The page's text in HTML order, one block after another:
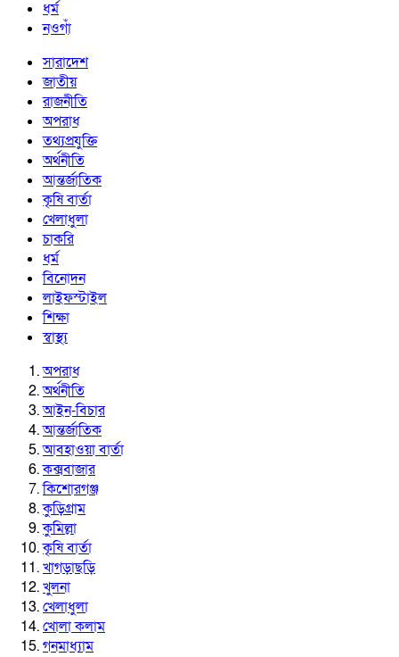
ধর্ম
নওগাঁ
সারাদেশ
জাতীয়
রাজনীতি
অপরাধ
তথ্যপ্রযুক্তি
অর্থনীতি
আন্তর্জাতিক
কৃষি বার্তা
খেলাধুলা
চাকরি
ধর্ম
বিনোদন
লাইফস্টাইল
শিক্ষা
স্বাস্থ্য
অপরাধ
অর্থনীতি
আইন-বিচার
আন্তর্জাতিক
আবহাওয়া বার্তা
কক্সবাজার
কিশোরগঞ্জ
কুড়িগ্রাম
কুমিল্লা
কৃষি বার্তা
খাগড়াছড়ি
খুলনা
খেলাধুলা
খোলা কলাম
গনমাধ্যাম